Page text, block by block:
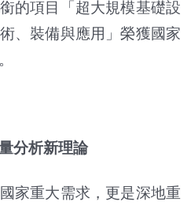
的項目「超大規模基礎設
、裝備與應用」榮獲國家
分析新理論
家重大需求，更是深地重